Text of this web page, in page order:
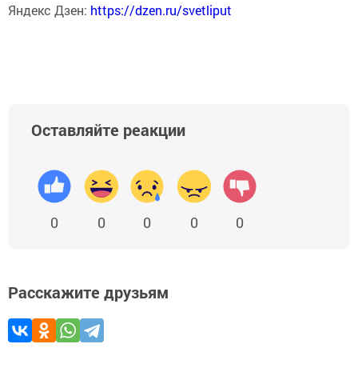
Яндекс Дзен: https://dzen.ru/svetliput
Оставляйте реакции
0 0 0 0 0
Расскажите друзьям